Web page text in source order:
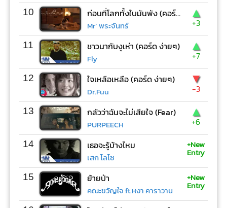
10 ก่อนที่โลกทั้งใบมันพัง (คอร์ด ง่ายๆ)
Mr’ พระจันทร์
▲
+3
11 ชาวนากับงูเห่า (คอร์ด ง่ายๆ)
Fly
▲
+7
12 ใจเหลือเหลือ (คอร์ด ง่ายๆ)
Dr.Fuu
▼
-3
13 กลัวว่าฉันจะไม่เสียใจ (Fear)
PURPEECH
▲
+6
14 เธอจะรู้บ้างไหม
เสก โลโซ
+New
Entry
15 ย้ายป่า
คณะขวัญใจ ft.หงา คาราวาน
+New
Entry